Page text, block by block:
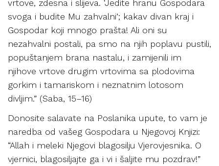
vrtove, zdesna i slijeva. ‘Jedite hranu Gospodara
svoga i budite Mu zahvalni’; kakav divan kraj i
Gospodar koji mnogo prašta! Ali oni su
nezahvalni postali, pa smo na njih poplavu pustili,
popuštanjem brana nastalu, i zamijenili im
njihove vrtove drugim vrtovima sa plodovima
gorkim i tamariskom i neznatnim lotosom
divljim.” (Saba, 15–16)
Donosite salavate na Poslanika upute, to vam je
naredba od vašeg Gospodara u Njegovoj Knjizi:
“Allah i meleki Njegovi blagosilju Vjerovjesnika. O
vjernici, blagosiljajte ga i vi i šaljite mu pozdrav!”